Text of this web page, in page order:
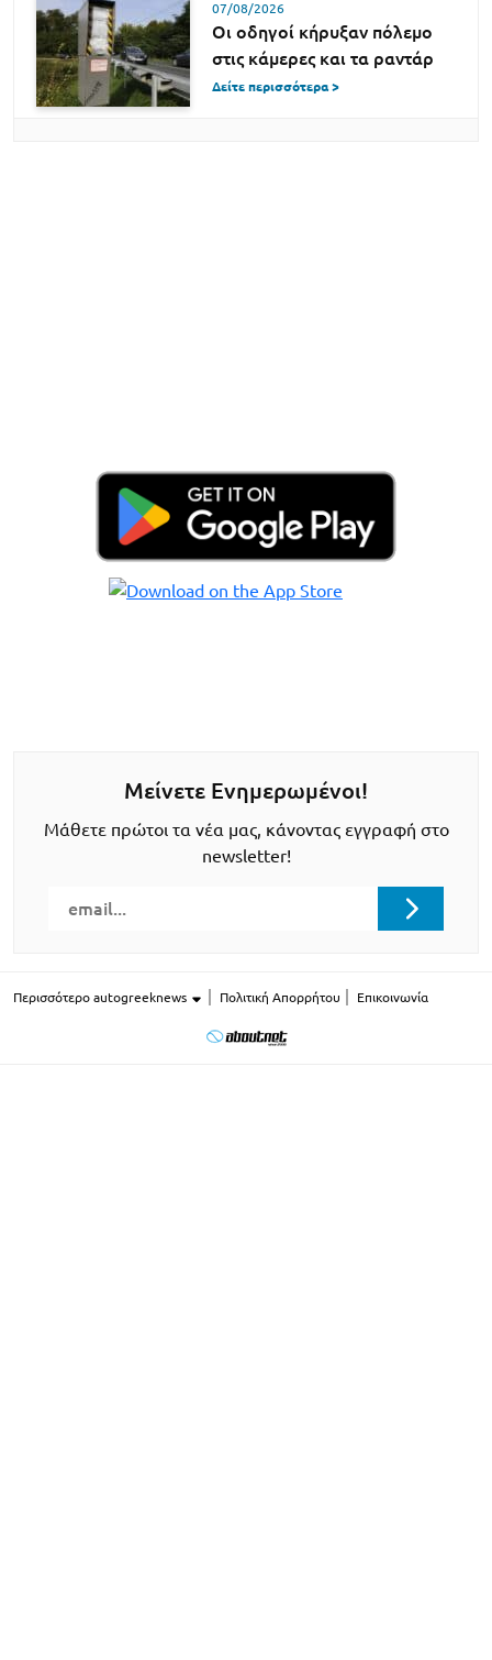
07/08/2026
Οι οδηγοί κήρυξαν πόλεμο
στις κάμερες και τα ραντάρ
Δείτε περισσότερα >
Μείνετε Ενημερωμένοι!
Μάθετε πρώτοι τα νέα μας, κάνοντας εγγραφή στο
newsletter!
Περισσότερο autogreeknews Πολιτική Απορρήτου Επικοινωνία